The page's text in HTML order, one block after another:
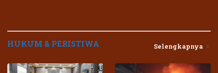
HUKUM & PERISTIWA Selengkapnya